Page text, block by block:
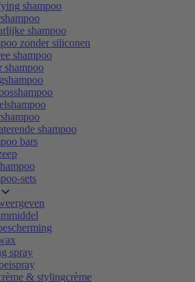
shampoo
shampoo
zonder siliconen
shampoo
shampoo
shampoo
bars
sets
spray
& stylingcrème